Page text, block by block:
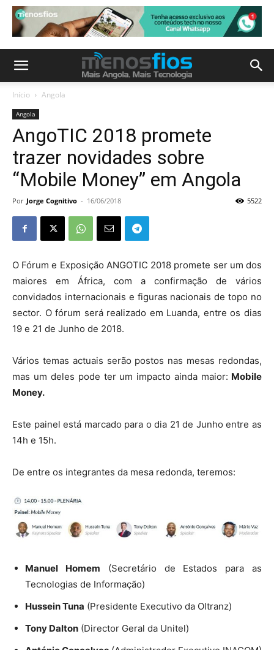
Início Angola
Angola
AngoTIC 2018 promete
trazer novidades sobre
“Mobile Money” em Angola
Por Jorge Cognitivo - 16/06/2018 5522
O Fórum e Exposição ANGOTIC 2018 promete ser um dos
maiores em África, com a confirmação de vários
convidados internacionais e figuras nacionais de topo no
sector. O fórum será realizado em Luanda, entre os dias
19 e 21 de Junho de 2018.
Vários temas actuais serão postos nas mesas redondas,
mas um deles pode ter um impacto ainda maior: Mobile
Money.
Este painel está marcado para o dia 21 de Junho entre as
14h e 15h.
De entre os integrantes da mesa redonda, teremos:
Manuel Homem (Secretário de Estados para as
Tecnologias de Informação)
Hussein Tuna (Presidente Executivo da Oltranz)
Tony Dalton (Director Geral da Unitel)